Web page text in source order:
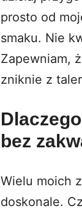
prosto od
smaku. Nie
Zapewniam,
zniknie z
bez
Wielu moich
doskonale.